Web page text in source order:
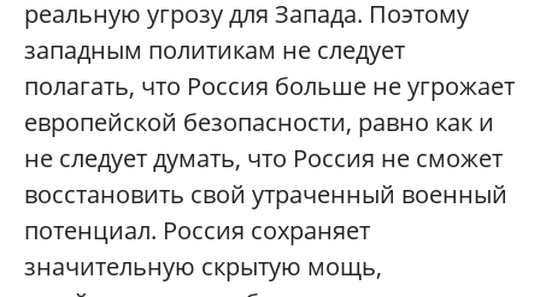
реальную угрозу для Запада. Поэтому
западным политикам не следует
полагать, что Россия больше не угрожает
европейской безопасности, равно как и
не следует думать, что Россия не сможет
восстановить свой утраченный военный
потенциал. Россия сохраняет
значительную скрытую мощь,